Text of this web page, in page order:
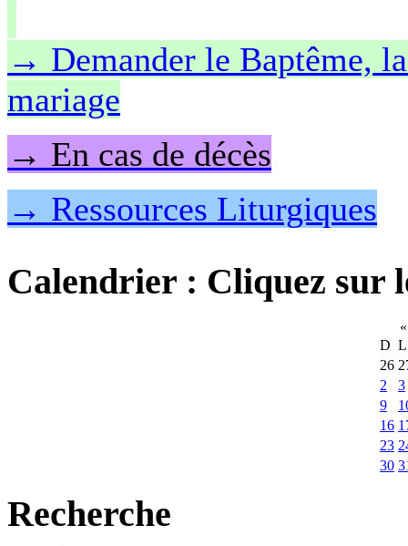
→ Demander le Baptême,
mariage
→ En cas de décès
→ Ressources Liturgiques
Calendrier : Cliquez sur
«
D L
26
2
3
9
16
23
30
Recherche